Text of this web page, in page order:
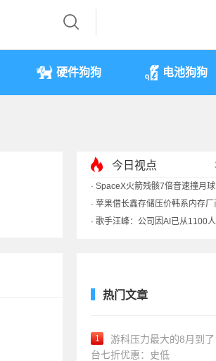
硬件狗狗 电池狗狗
今日视点
· SpaceX火箭残骸7倍音速撞月
· 苹果借长鑫存储压价韩系内存厂
· 歌手汪峰：公司因AI已从1100
热门文章
1
游科压力最大的8月到
台七折优惠：史低